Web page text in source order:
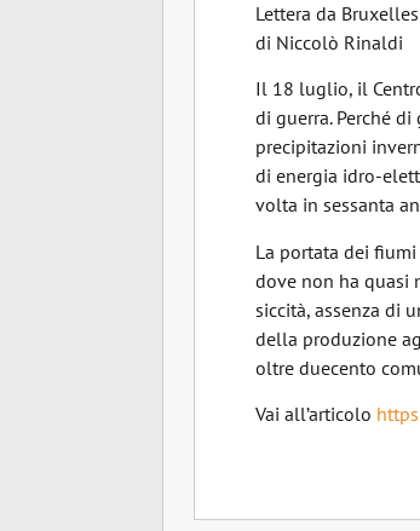
Lettera da Bruxelles
di Niccolò Rinaldi
Il 18 luglio, il
di guerra. Perché
precipitazioni
di energia idro-
volta in sessanta
La portata dei
dove non ha quasi
siccità, assenza di
della produzione
oltre duecento
Vai all’articolo